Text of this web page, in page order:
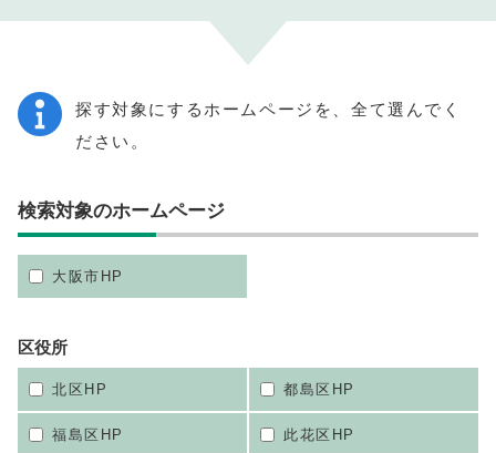
探す対象にするホームページを、全て選んでく
ださい。
検索対象のホームページ
大阪市HP
区役所
北区HP 都島区HP
福島区HP 此花区HP